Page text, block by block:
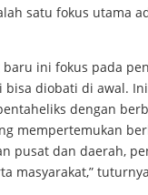
satu fokus utama
ini fokus pada
diobati di awal.
dengan
mempertemukan
pusat dan daerah,
masyarakat,”